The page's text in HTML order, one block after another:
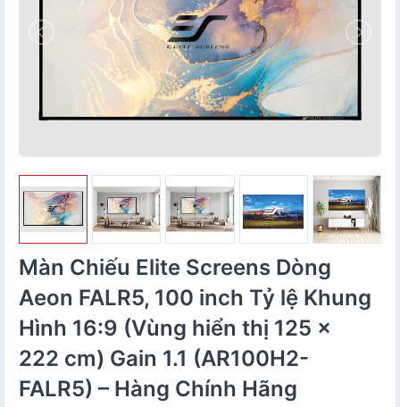
Màn Chiếu Elite Screens Dòng
Aeon FALR5, 100 inch Tỷ lệ Khung
Hình 16:9 (Vùng hiển thị 125 x
222 cm) Gain 1.1 (AR100H2-
FALR5) – Hàng Chính Hãng